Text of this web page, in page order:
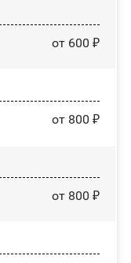
от 600 ₽
от 800 ₽
от 800 ₽